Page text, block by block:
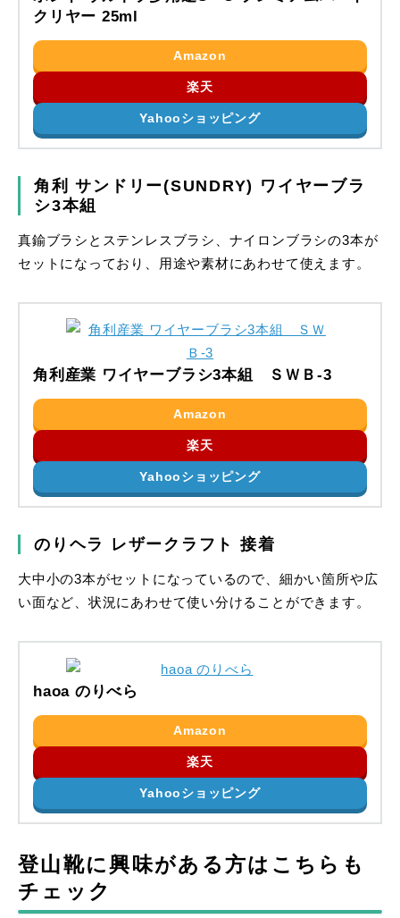
クリヤー 25ml
Amazon
楽天
Yahooショッピング
角利 サンドリー(SUNDRY) ワイヤーブラ
シ3本組
真鍮ブラシとステンレスブラシ、ナイロンブラシの3本が
セットになっており、用途や素材にあわせて使えます。
角利産業 ワイヤーブラシ3本組 ＳＷＢ-3
Amazon
楽天
Yahooショッピング
のりヘラ レザークラフト 接着
大中小の3本がセットになっているので、細かい箇所や広
い面など、状況にあわせて使い分けることができます。
haoa のりべら
Amazon
楽天
Yahooショッピング
登山靴に興味がある方はこちらも
チェック